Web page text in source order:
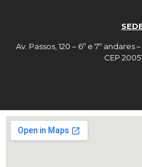
Av. Passos, 120 – 6º e 7º
CEP